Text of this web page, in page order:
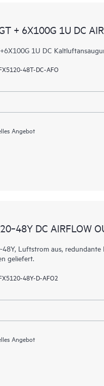
+ 6X100G 1U DC
1U DC
48T-DC-AFO
Angebot
DC AIRFLOW
48Y, Luftstrom aus,
geliefert.
48Y-D-AFO2
Angebot